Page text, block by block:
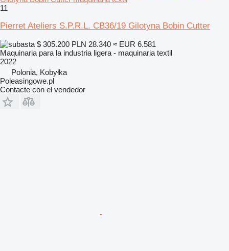
11
Pierret Ateliers S.P.R.L. CB36/19 Gilotyna Bobin Cutter
$ 305.200 PLN 28.340 ≈ EUR 6.581
Maquinaria para la industria ligera - maquinaria textil
2022
Polonia, Kobyłka
Poleasingowe.pl
Contacte con el vendedor